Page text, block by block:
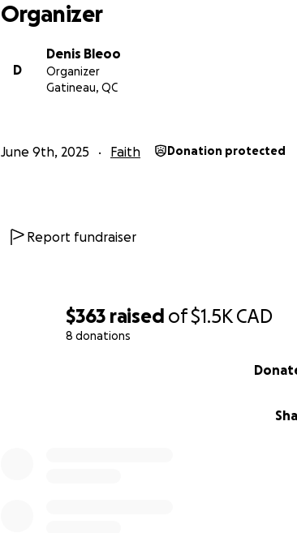
$363 raised of$1.5K CAD
8 donations
Organizer
D
Denis Bleoo
Organizer
Gatineau, QC
June 9th, 2025 Faith Donation protected
Report fundraiser